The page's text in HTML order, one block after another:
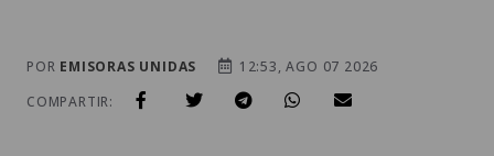
POR EMISORAS UNIDAS
12:53, AGO 07 2026
COMPARTIR: